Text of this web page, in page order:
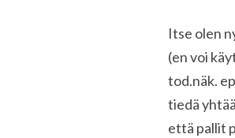
Itse olen
(en voi
tod.näk.
tiedä
että pallit